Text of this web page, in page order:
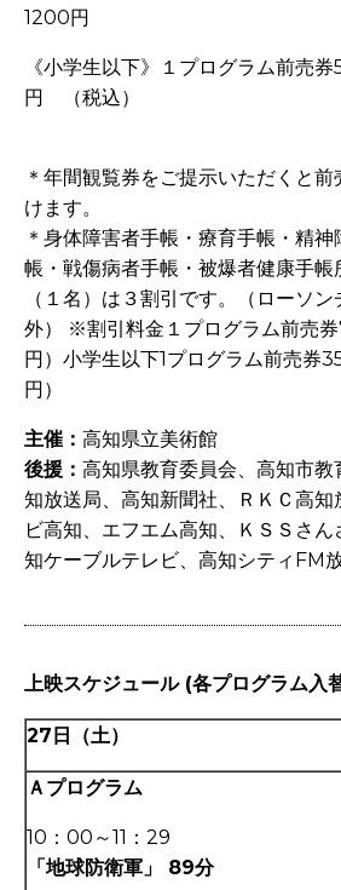
1200円
《小学生以下》１プログラム前売券
円 （税込）
＊年間観覧券をご提示いただくと
けます。
＊身体障害者手帳・療育手帳・精
帳・戦傷病者手帳・被爆者健康手
（１名）は３割引です。（ローソ
外） ※割引料金１プログラム前売券
円）小学生以下1プログラム前売券
円）
主催： 高知県立美術館
後援： 高知県教育委員会、高知市教
知放送局、高知新聞社、ＲＫＣ高知
ビ高知、エフエム高知、ＫＳＳさん
知ケーブルテレビ、高知シティ FM
上映スケジュール (各プログラム入
27日（土）
Ａプログラム
10：00～11：29
「地球防衛軍」 89分